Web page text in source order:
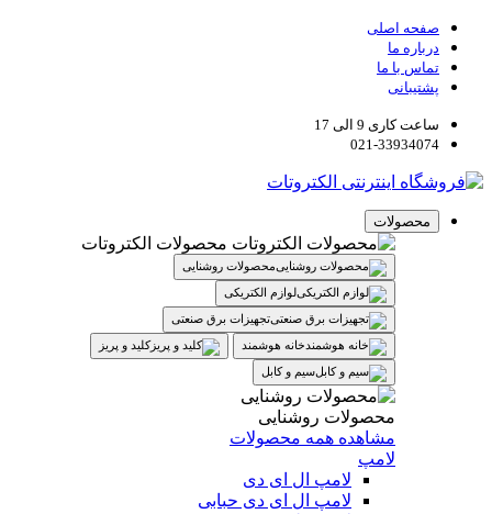
صفحه اصلی
درباره ما
تماس با ما
پشتیبانی
ساعت کاری 9 الی 17
021-33934074
محصولات
محصولات الکتروتات
محصولات روشنایی
لوازم الکتریکی
تجهیزات برق صنعتی
خانه هوشمند
کلید و پریز
سیم و کابل
محصولات روشنایی
مشاهده همه محصولات
لامپ
لامپ ال ای دی
لامپ ال ای دی حبابی